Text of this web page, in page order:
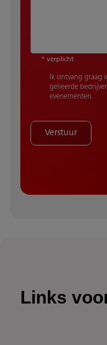
* verplicht
Ik ontvang graag
gelieerde
evenementen.
Verstuur
Links